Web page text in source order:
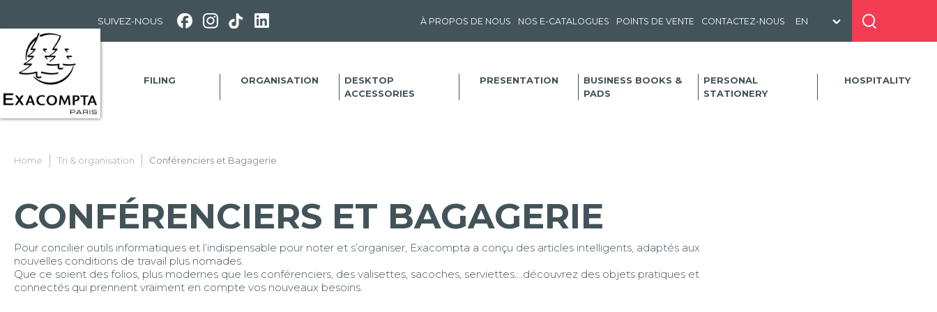
SUIVEZ-NOUS À PROPOS DE NOUS NOS E-CATALOGUES POINTS DE VENTE CONTACTEZ-NOUS
FILING ORGANISATION
DESKTOP
ACCESSORIES
PRESENTATION
BUSINESS BOOKS &
PADS
PERSONAL
STATIONERY
HOSPITALITY
Home Tri & organisation Conférenciers et Bagagerie
CONFÉRENCIERS ET BAGAGERIE
Pour concilier outils informatiques et l’indispensable pour noter et s’organiser, Exacompta a conçu des articles intelligents, adaptés aux
nouvelles conditions de travail plus nomades.
Que ce soient des folios, plus modernes que les conférenciers, des valisettes, sacoches, serviettes….découvrez des objets pratiques et
connectés qui prennent vraiment en compte vos nouveaux besoins.